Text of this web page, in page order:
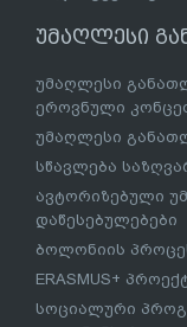
უმაღლესი
უმაღლესი
ეროვნული
უმაღლესი
სწავლება
ავტორიზებული
დაწესებულებები
ბოლონიის
ERASMUS+
სოციალური